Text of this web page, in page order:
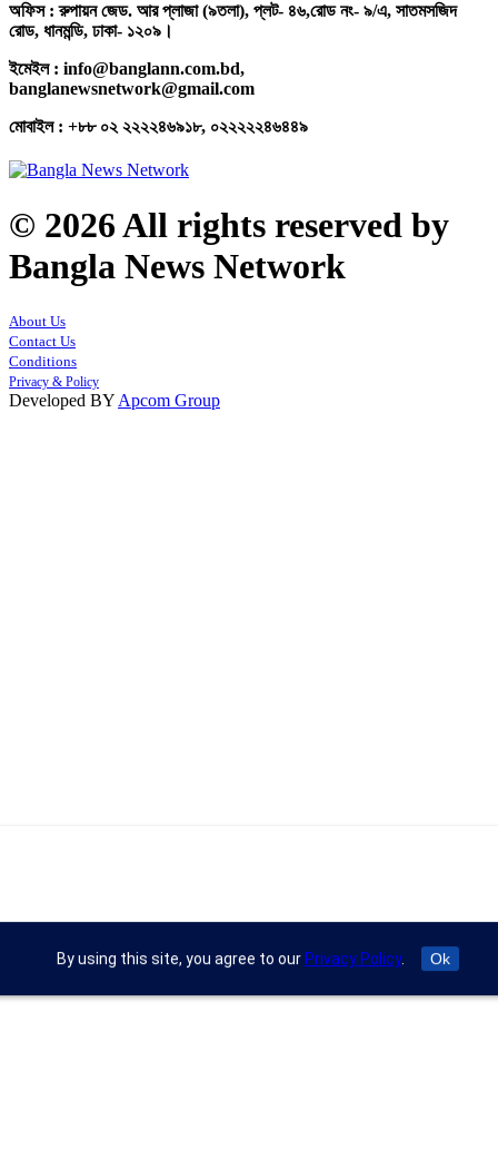
অফিস : রুপায়ন জেড. আর প্লাজা (৯তলা), প্লট- ৪৬,রোড নং- ৯/এ, সাতমসজিদ
রোড, ধানমন্ডি, ঢাকা- ১২০৯।
ইমেইল : info@banglann.com.bd,
banglanewsnetwork@gmail.com
মোবাইল : +৮৮ ০২ ২২২২৪৬৯১৮, ০২২২২২৪৬৪৪৯
© 2026 All rights reserved by
Bangla News Network
About Us
Contact Us
Conditions
Privacy & Policy
Developed BY Apcom Group
By using this site, you agree to our Privacy Policy. Ok